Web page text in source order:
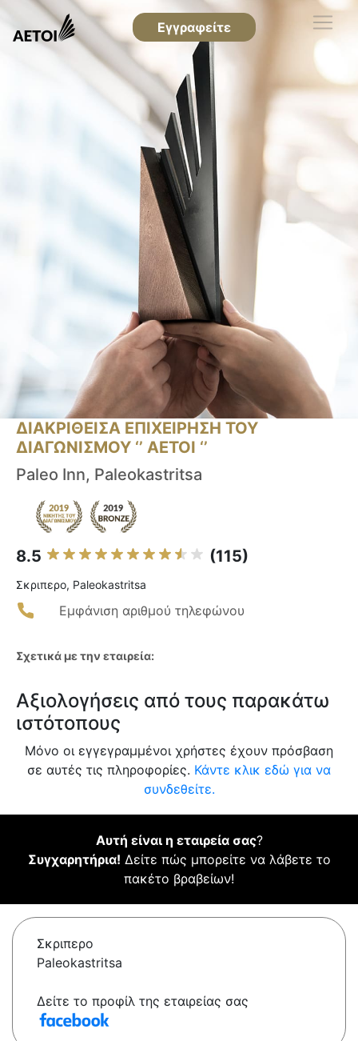
Εγγραφείτε
ΔΙΑΚΡΙΘΕΙΣΑ ΕΠΙΧΕΙΡΗΣΗ ΤΟΥ
ΔΙΑΓΩΝΙΣΜΟΥ ‘’ ΑΕΤΟΙ ‘’
Paleo Inn, Paleokastritsa
8.5 (115)
Σκριπερο, Paleokastritsa
Εμφάνιση αριθμού τηλεφώνου
Σχετικά με την εταιρεία:
Αξιολογήσεις από τους παρακάτω
ιστότοπους
Μόνο οι εγγεγραμμένοι χρήστες έχουν πρόσβαση
σε αυτές τις πληροφορίες. Κάντε κλικ εδώ για να
συνδεθείτε.
Αυτή είναι η εταιρεία σας?
Συγχαρητήρια! Δείτε πώς μπορείτε να λάβετε το
πακέτο βραβείων!
Σκριπερο
Paleokastritsa
Δείτε το προφίλ της εταιρείας σας